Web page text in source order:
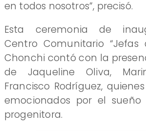
en todos nosotros”, precisó.
Esta ceremonia de
Centro Comunitario “Jefas
Chonchi contó con la
de Jaqueline Oliva,
Francisco Rodríguez,
emocionados por el
progenitora.